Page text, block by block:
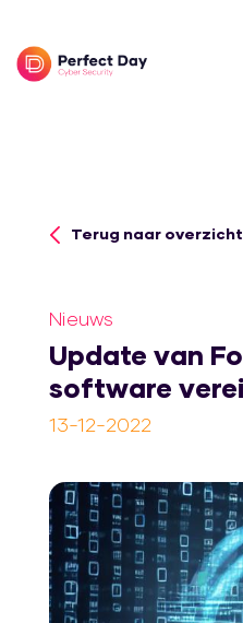
Onze
Terug naar overzicht
Nieuws
Update van
software
13-12-2022